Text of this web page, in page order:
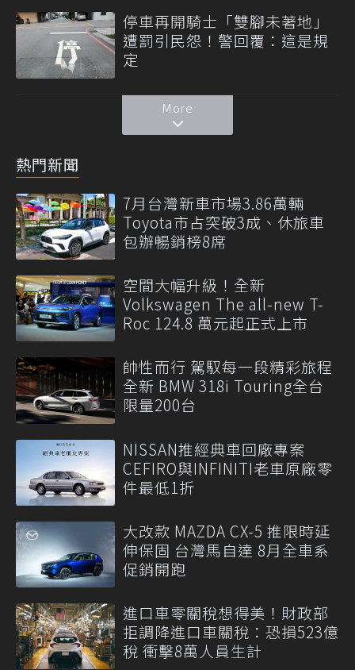
停車再開騎士「雙腳未著地」
遭罰引民怨！警回覆：這是規
定
More
熱門新聞
7月台灣新車市場3.86萬輛
Toyota市占突破3成、休旅車
包辦暢銷榜8席
空間大幅升級！全新
Volkswagen The all-new T-
Roc 124.8 萬元起正式上市
帥性而行 駕馭每一段精彩旅程
全新 BMW 318i Touring全台
限量200台
NISSAN推經典車回廠專案
CEFIRO與INFINITI老車原廠零
件最低1折
大改款 MAZDA CX-5 推限時延
伸保固 台灣馬自達 8月全車系
促銷開跑
進口車零關稅想得美！財政部
拒調降進口車關稅：恐損523億
稅 衝擊8萬人員生計